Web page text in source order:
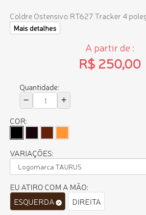
Coldre Ostensivo RT627 Tracker 4
Mais detalhes
A partir de :
R$ 250,00
Quantidade:
COR:
VARIAÇÕES:
EU ATIRO COM A MÃO:
ESQUERDA
DIREITA